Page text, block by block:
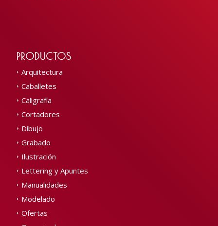
PRODUCTOS
Arquitectura
Caballetes
Caligrafía
Cortadores
Dibujo
Grabado
Ilustración
Lettering y Apuntes
Manualidades
Modelado
Ofertas